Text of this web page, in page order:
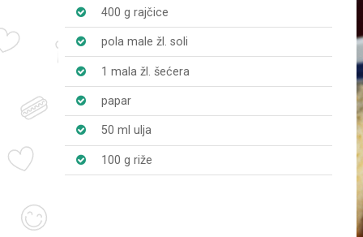
400 g rajčice
pola male žl. soli
1 mala žl. šećera
papar
50 ml ulja
100 g riže